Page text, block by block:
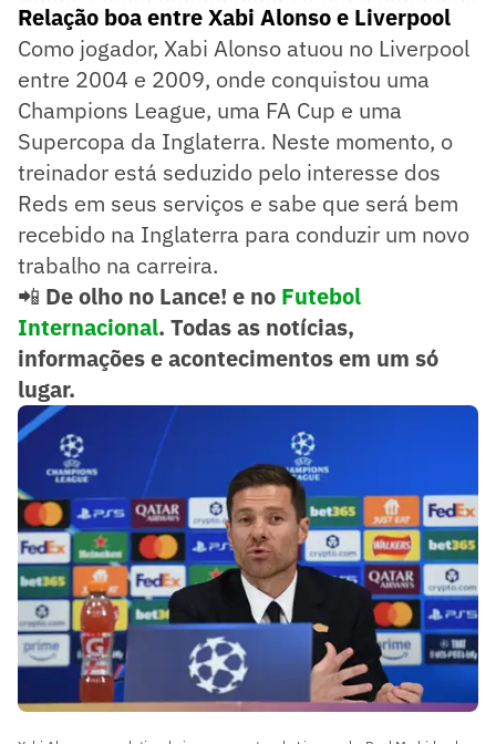
Relação boa entre Xabi Alonso e Liverpool
Como jogador, Xabi Alonso atuou no Liverpool
entre 2004 e 2009, onde conquistou uma
Champions League, uma FA Cup e uma
Supercopa da Inglaterra. Neste momento, o
treinador está seduzido pelo interesse dos
Reds em seus serviços e sabe que será bem
recebido na Inglaterra para conduzir um novo
trabalho na carreira.
📲 De olho no Lance! e no Futebol
Internacional. Todas as notícias,
informações e acontecimentos em um só
lugar.